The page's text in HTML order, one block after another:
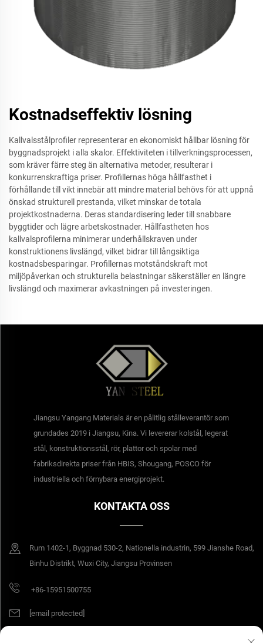
Kostnadseffektiv lösning
Kallvalsstålprofiler representerar en ekonomiskt hållbar lösning för
byggnadsprojekt i alla skalor. Effektiviteten i tillverkningsprocessen,
som kräver färre steg än alternativa metoder, resulterar i
konkurrenskraftiga priser. Profillernas höga hållfasthet i
förhållande till vikt innebär att mindre material behövs för att uppnå
önskad strukturell prestanda, vilket minskar de totala
projektkostnaderna. Deras standardisering leder till snabbare
byggtider och lägre arbetskostnader. Hållfastheten hos
kallvalsprofilerna minimerar underhållskraven under
konstruktionens livslängd, vilket bidrar till långsiktiga
kostnadsbesparingar. Profillernas motståndskraft mot
miljöpåverkan och strukturella belastningar säkerställer en längre
livslängd och maximerar avkastningen på investeringen.
Jiangsu Yangang Materials är en pålitlig stålleverantör som
grundades 2019 i Jiangsu, Kina. Vi levererar kolstål, legerat
stål, konstruktionsstål, rör, plattor och spolar med
fabriksdirekta priser från HBIS, Shougang, POSCO för
industriella och förnybara energiprojekt.
KONTAKTA OSS
Rum 1402-1, Byggnad 530-2, Nationella industrin, 599 Jianshe Road,
Binhu Distrikt, Wuxi City, Jiangsu Provinsen
+86-15951500755
[email protected]